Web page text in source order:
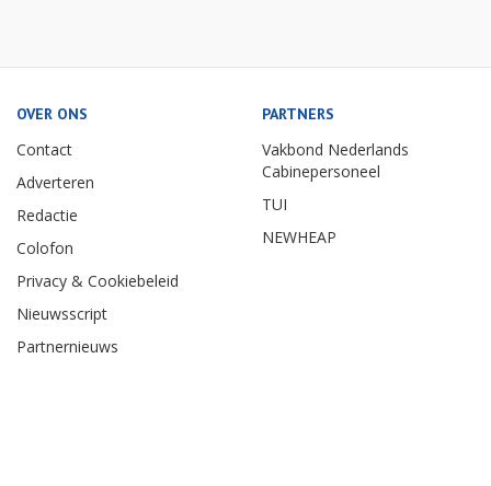
OVER ONS
Contact
Adverteren
Redactie
Colofon
Privacy & Cookiebeleid
Nieuwsscript
Partnernieuws
PARTNERS
Vakbond Nederlands
Cabinepersoneel
TUI
NEWHEAP